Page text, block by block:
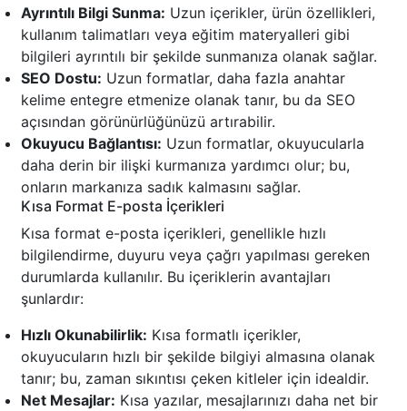
Ayrıntılı Bilgi Sunma: Uzun içerikler, ürün özellikleri,
kullanım talimatları veya eğitim materyalleri gibi
bilgileri ayrıntılı bir şekilde sunmanıza olanak sağlar.
SEO Dostu: Uzun formatlar, daha fazla anahtar
kelime entegre etmenize olanak tanır, bu da SEO
açısından görünürlüğünüzü artırabilir.
Okuyucu Bağlantısı: Uzun formatlar, okuyucularla
daha derin bir ilişki kurmanıza yardımcı olur; bu,
onların markanıza sadık kalmasını sağlar.
Kısa Format E-posta İçerikleri
Kısa format e-posta içerikleri, genellikle hızlı
bilgilendirme, duyuru veya çağrı yapılması gereken
durumlarda kullanılır. Bu içeriklerin avantajları
şunlardır:
Hızlı Okunabilirlik: Kısa formatlı içerikler,
okuyucuların hızlı bir şekilde bilgiyi almasına olanak
tanır; bu, zaman sıkıntısı çeken kitleler için idealdir.
Net Mesajlar: Kısa yazılar, mesajlarınızı daha net bir